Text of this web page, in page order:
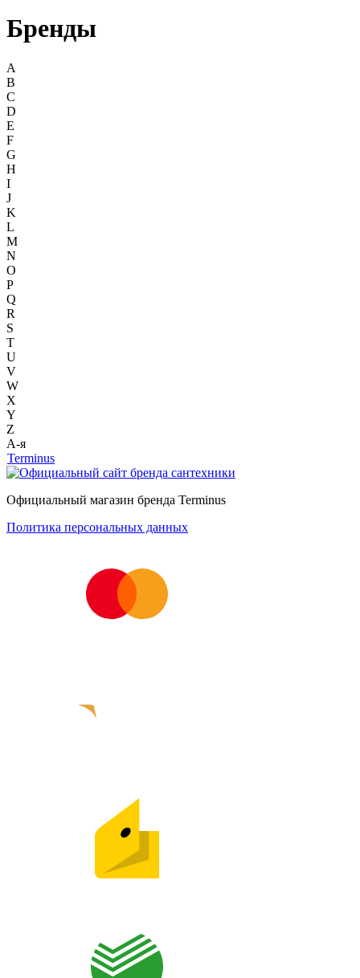
Бренды
A
B
C
D
E
F
G
H
I
J
K
L
M
N
O
P
Q
R
S
T
U
V
W
X
Y
Z
А-я
Terminus
Официальный магазин бренда Terminus
Политика персональных данных